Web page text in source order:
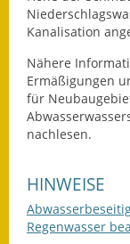
Kanalisation
Nähere
Ermäßigungen
für
nachlesen.
HINWEISE
Regenwasser